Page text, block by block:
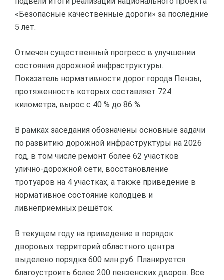
«Безопасные качественные дороги» за последние
5 лет.
Отмечен существенный прогресс в улучшении
состояния дорожной инфраструктуры.
Показатель нормативности дорог города Пензы,
протяженность которых составляет 724
километра, вырос с 40 % до 86 %.
В рамках заседания обозначены основные задачи
по развитию дорожной инфраструктуры на 2026
год, в том числе ремонт более 62 участков
улично-дорожной сети, восстановление
тротуаров на 4 участках, а также приведение в
нормативное состояние колодцев и
ливнеприёмных решёток.
В текущем году на приведение в порядок
дворовых территорий областного центра
выделено порядка 600 млн руб. Планируется
благоустроить более 200 пензенских дворов. Все